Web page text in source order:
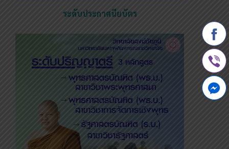
ระดับประกาศนียบัตร